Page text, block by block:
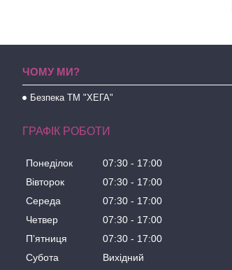
ЧОМУ МИ?
Безпека ТМ "ХЕГА"
ГРАФІК РОБОТИ
Понеділок 07:30
17:00
Вівторок
07:30
17:00
Середа
07:30
17:00
Четвер
07:30
17:00
Пʼятниця
07:30
17:00
Субота
Вихідний